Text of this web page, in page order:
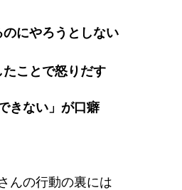
にやろうとしない
たことで怒りだす
きない」が口癖
んの行動の裏には